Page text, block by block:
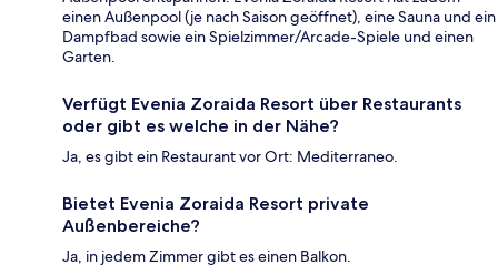
einen Außenpool (je nach Saison geöffnet), eine Sauna und ein
Dampfbad sowie ein Spielzimmer/Arcade-Spiele und einen
Garten.
Verfügt Evenia Zoraida Resort über Restaurants
oder gibt es welche in der Nähe?
Ja, es gibt ein Restaurant vor Ort: Mediterraneo.
Bietet Evenia Zoraida Resort private
Außenbereiche?
Ja, in jedem Zimmer gibt es einen Balkon.